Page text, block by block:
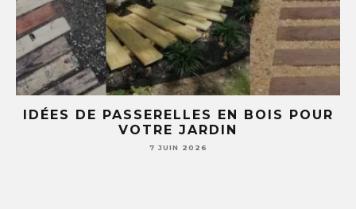
5 IDÉES DIY AVEC DES TASSES ET
SOUCOUPES (TU NE REGARDERAS
JAMAIS TA VAISSELLE PAREIL )